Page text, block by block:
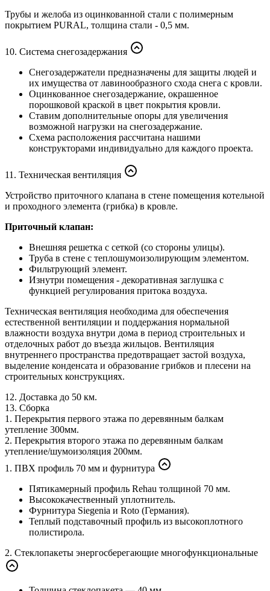
Трубы и желоба из оцинкованной стали с полимерным
покрытием PURAL, толщина стали - 0,5 мм.
10. Система снегозадержания
Снегозадержатели предназначены для защиты людей и
их имущества от лавинообразного схода снега с кровли.
Оцинкованное снегозадержание, окрашенное
порошковой краской в цвет покрытия кровли.
Ставим дополнительные опоры для увеличения
возможной нагрузки на снегозадержание.
Схема расположения рассчитана нашими
конструкторами индивидуально для каждого проекта.
11. Техническая вентиляция
Устройство приточного клапана в стене помещения котельной
и проходного элемента (грибка) в кровле.
Приточный клапан:
Внешняя решетка с сеткой (со стороны улицы).
Труба в стене с теплошумоизолирующим элементом.
Фильтрующий элемент.
Изнутри помещения - декоративная заглушка с
функцией регулирования притока воздуха.
Техническая вентиляция необходима для обеспечения
естественной вентиляции и поддержания нормальной
влажности воздуха внутри дома в период строительных и
отделочных работ до въезда жильцов. Вентиляция
внутреннего пространства предотвращает застой воздуха,
выделение конденсата и образование грибков и плесени на
строительных конструкциях.
12. Доставка до 50 км.
13. Сборка
1. Перекрытия первого этажа по деревянным балкам
утепление 300мм.
2. Перекрытия второго этажа по деревянным балкам
утепление/шумоизоляция 200мм.
1. ПВХ профиль 70 мм и фурнитура
Пятикамерный профиль Rehau толщиной 70 мм.
Высококачественный уплотнитель.
Фурнитура Siegenia и Roto (Германия).
Теплый подставочный профиль из высокоплотного
полистирола.
2. Стеклопакеты энергосберегающие многофункциональные